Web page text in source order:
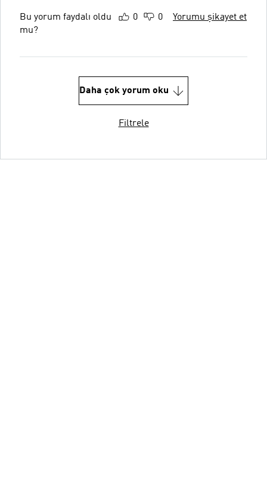
Bu yorum faydalı oldu
mu?
0 0 Yorumu şikayet et
Daha çok yorum oku
Filtrele